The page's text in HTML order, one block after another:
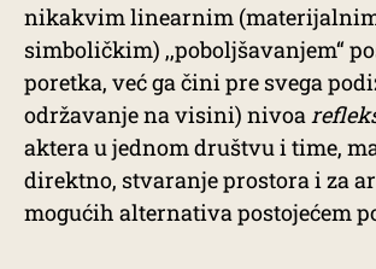
nikakvim linearnim
simboličkim) ,,poboljšavanjem“
poretka, već ga čini pre svega
održavanje na visini) nivoa
aktera u jednom društvu i time,
direktno, stvaranje prostora i za
mogućih alternativa postojećem